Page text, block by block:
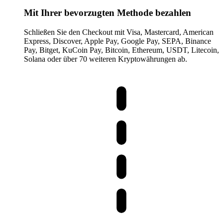
Mit Ihrer bevorzugten Methode bezahlen
Schließen Sie den Checkout mit Visa, Mastercard, American
Express, Discover, Apple Pay, Google Pay, SEPA, Binance
Pay, Bitget, KuCoin Pay, Bitcoin, Ethereum, USDT, Litecoin,
Solana oder über 70 weiteren Kryptowährungen ab.